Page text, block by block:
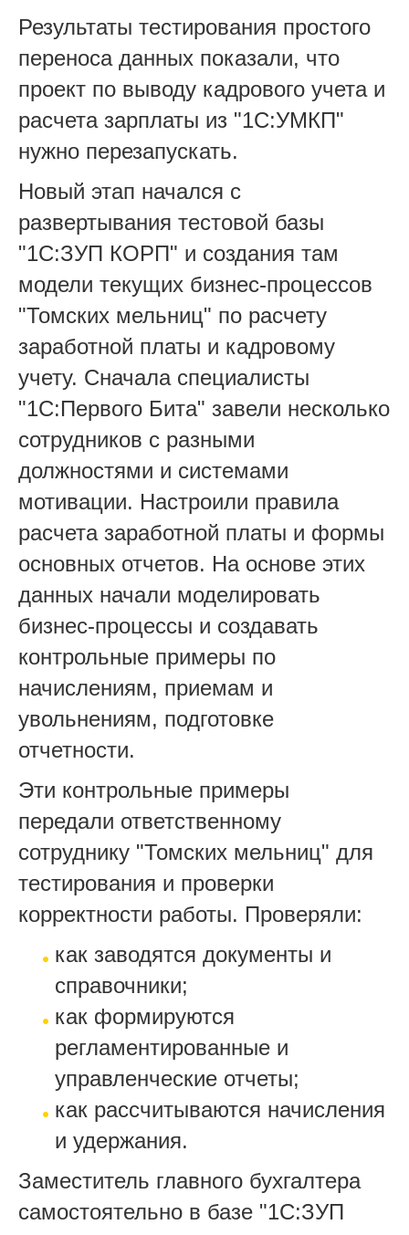
Результаты тестирования простого
переноса данных показали, что
проект по выводу кадрового учета и
расчета зарплаты из "1С:УМКП"
нужно перезапускать.
Новый этап начался с
развертывания тестовой базы
"1С:ЗУП КОРП" и создания там
модели текущих бизнес-процессов
"Томских мельниц" по расчету
заработной платы и кадровому
учету. Сначала специалисты
"1С:Первого Бита" завели несколько
сотрудников с разными
должностями и системами
мотивации. Настроили правила
расчета заработной платы и формы
основных отчетов. На основе этих
данных начали моделировать
бизнес-процессы и создавать
контрольные примеры по
начислениям, приемам и
увольнениям, подготовке
отчетности.
Эти контрольные примеры
передали ответственному
сотруднику "Томских мельниц" для
тестирования и проверки
корректности работы. Проверяли:
как заводятся документы и
справочники;
как формируются
регламентированные и
управленческие отчеты;
как рассчитываются начисления
и удержания.
Заместитель главного бухгалтера
самостоятельно в базе "1С:ЗУП